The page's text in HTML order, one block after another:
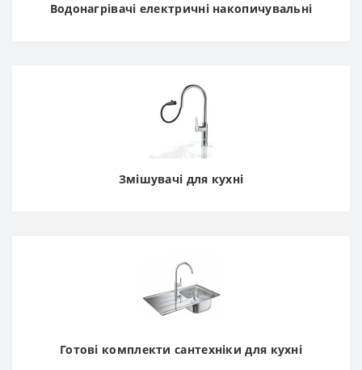
Водонагрівачі електричні накопичувальні
Змішувачі для кухні
Готові комплекти сантехніки для кухні